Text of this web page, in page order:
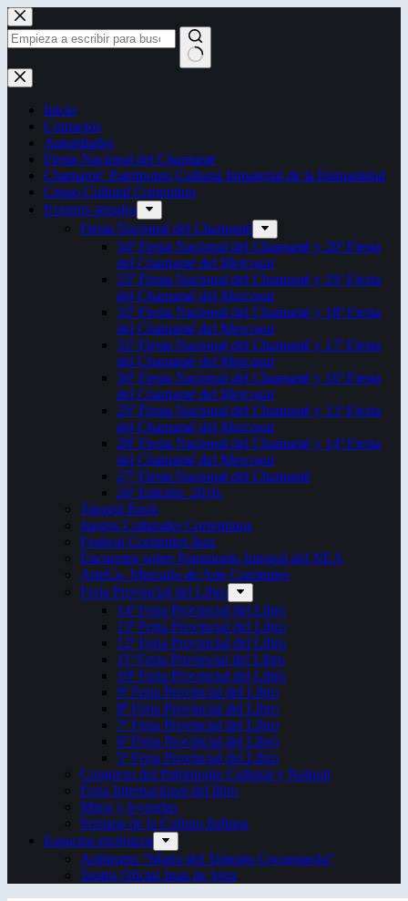
Saltar
al
contenido
Sin
resultados
Inicio
Contactos
Autoridades
Fiesta Nacional del Chamamé
Chamamé: Patrimonio Cultural Inmaterial de la Humanidad
Censo Cultural Correntino
Eventos anuales
Fiesta Nacional del Chamamé
34ª Fiesta Nacional del Chamamé y 20ª Fiesta
del Chamamé del Mercosur
33ª Fiesta Nacional del Chamamé y 19ª Fiesta
del Chamamé del Mercosur
32ª Fiesta Nacional del Chamamé y 18ª Fiesta
del Chamamé del Mercosur
31ª Fiesta Nacional del Chamamé y 17ª Fiesta
del Chamamé del Mercosur
30ª Fiesta Nacional del Chamamé y 16ª Fiesta
del Chamamé del Mercosur
29ª Fiesta Nacional del Chamamé y 15ª Fiesta
del Chamamé del Mercosur
28ª Fiesta Nacional del Chamamé y 14ª Fiesta
del Chamamé del Mercosur
27ª Fiesta Nacional del Chamamé
26ª Edición. 2016.
Taragüi Rock
Juegos Culturales Correntinos
Festival Corrientes Jazz
Encuentro sobre Patrimonio Integral del NEA
ArteCo. Mercado de Arte Corrientes
Feria Provincial del Libro
14ª Feria Provincial del Libro
13ª Feria Provincial del Libro
12ª Feria Provincial del Libro
11ª Feria Provincial del Libro
10ª Feria Provincial del Libro
9ª Feria Provincial del Libro
8ª Feria Provincial del Libro
7ª Feria Provincial del Libro
6ª Feria Provincial del Libro
5ª Feria Provincial del Libro
Congreso del Patrimonio Cultural y Natural
Feria Internacional del libro
Mitos y leyendas
Semana de la Cultura Italiana
Espacios escénicos
Anfiteatro “Mario del Tránsito Cocomarola”
Teatro Oficial Juan de Vera